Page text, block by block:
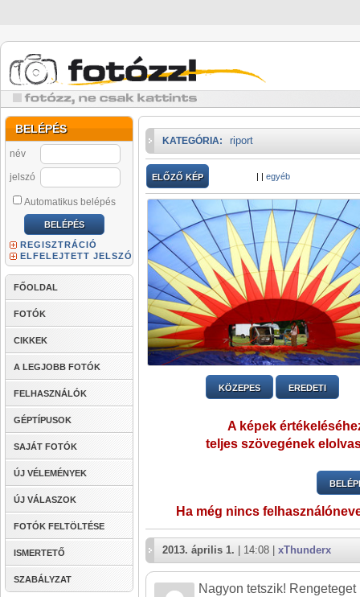
BELÉPÉS
név
jelszó
Automatikus belépés
REGISZTRÁCIÓ
ELFELEJTETT JELSZÓ
FŐOLDAL
FOTÓK
CIKKEK
A LEGJOBB FOTÓK
FELHASZNÁLÓK
GÉPTÍPUSOK
SAJÁT FOTÓK
ÚJ VÉLEMÉNYEK
ÚJ VÁLASZOK
FOTÓK FELTÖLTÉSE
ISMERTETŐ
SZABÁLYZAT
KATEGÓRIA: riport
ELŐZŐ KÉP | | egyéb
KÖZEPES EREDETI
A képek
teljes szövegének
Ha még nincs
2013. április 1. | 14:08 | xThunderx
Nagyon tetszik!